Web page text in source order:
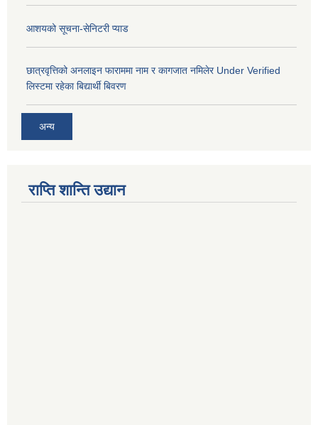
आशयको सूचना-सेनिटरी प्याड
छात्रवृत्तिको अनलाइन फाराममा नाम र कागजात नमिलेर Under Verified
लिस्टमा रहेका बिद्यार्थी बिवरण
अन्य
राप्ति शान्ति उद्यान